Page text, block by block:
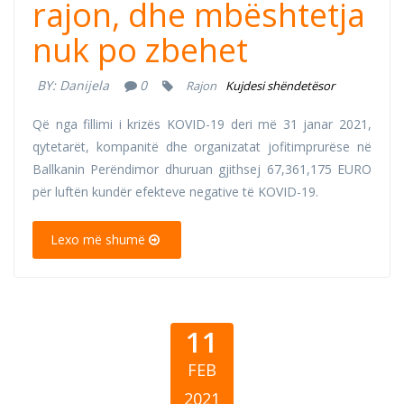
rajon, dhe mbështetja
nuk po zbehet
BY: Danijela 0 Rajon Kujdesi shëndetësor
Që nga fillimi i krizës KOVID-19 deri më 31 janar 2021,
qytetarët, kompanitë dhe organizatat jofitimprurëse në
Ballkanin Perëndimor dhuruan gjithsej 67,361,175 EURO
për luftën kundër efekteve negative të KOVID-19.
Lexo më shumë
11
FEB
2021